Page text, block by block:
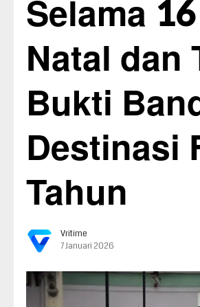
Selama
Natal dan
Bukti
Destinasi
Tahun
Vritime
7 Januari 2026